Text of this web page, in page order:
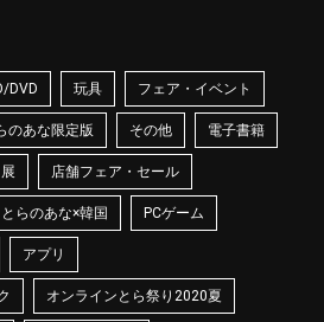
DVD 玩具 フェア・イベント
のあな限定版 その他 電子書籍
店舗フェア・セール
とらのあな×韓国 PCゲーム
アプリ
オンラインとら祭り2020夏